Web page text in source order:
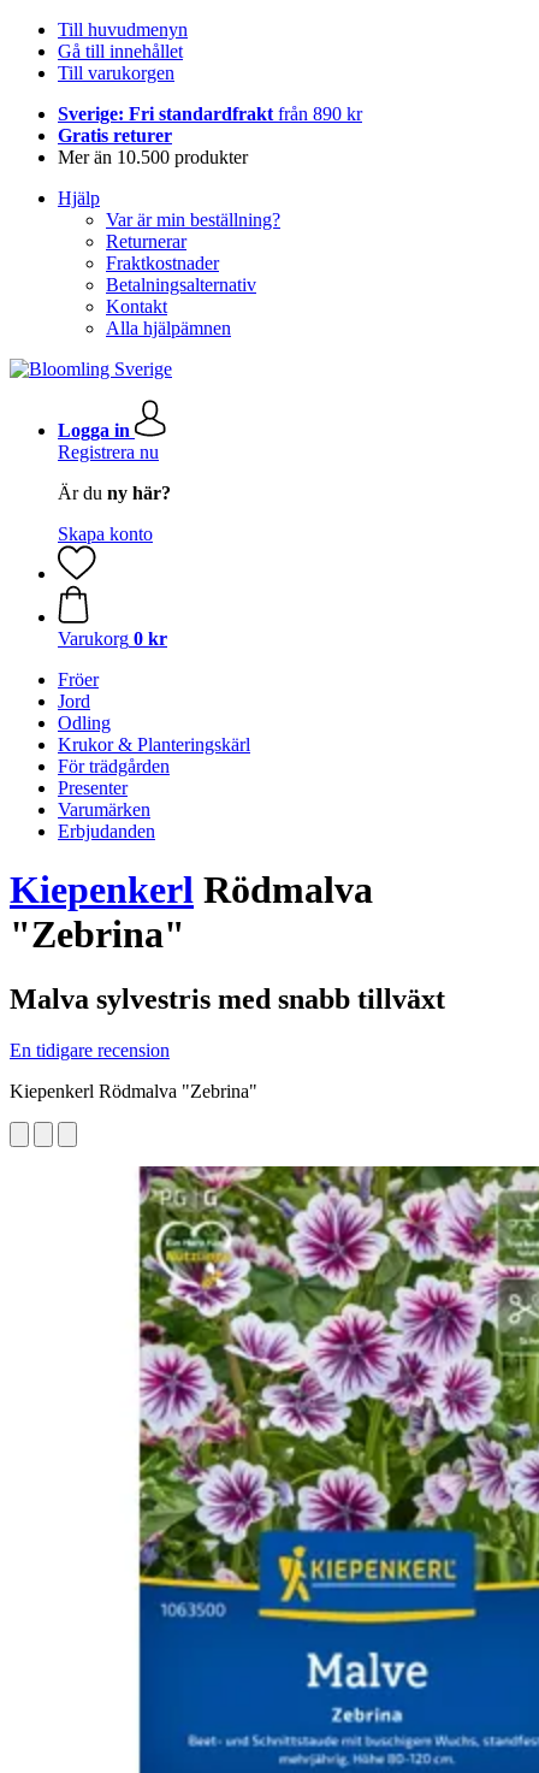
Till huvudmenyn
Gå till innehållet
Till varukorgen
Sverige: Fri standardfrakt från 890 kr
Gratis returer
Mer än 10.500 produkter
Hjälp
Var är min beställning?
Returnerar
Fraktkostnader
Betalningsalternativ
Kontakt
Alla hjälpämnen
Logga in
Registrera nu
Är du ny här?
Skapa konto
Varukorg 0 kr
Fröer
Jord
Odling
Krukor & Planteringskärl
För trädgården
Presenter
Varumärken
Erbjudanden
Kiepenkerl Rödmalva
"Zebrina"
Malva sylvestris med snabb tillväxt
En tidigare recension
Kiepenkerl Rödmalva "Zebrina"